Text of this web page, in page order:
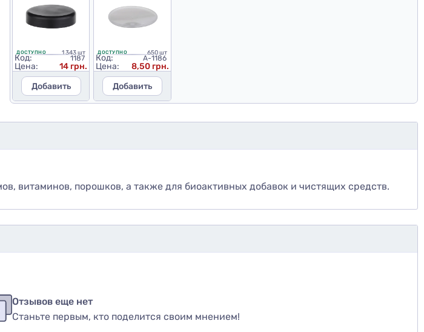
ДОСТУПНО 1 343 шт
Код: 1187
Цена:
14 грн.
Добавить
ДОСТУПНО 650 шт
Код: A-1186
Цена:
8,50 грн.
Добавить
витаминов, порошков, а также для биоактивных добавок и чистящих средств.
Отзывов еще нет
Станьте первым, кто поделится своим мнением!